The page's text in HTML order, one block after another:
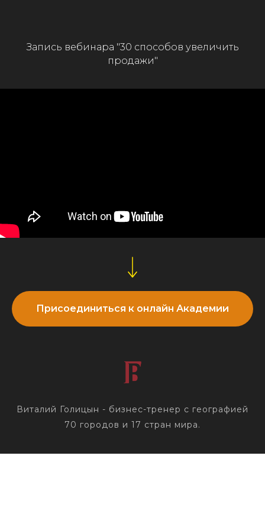
Запись вебинара "30 способов увеличить
продажи"
Присоединиться к онлайн Академии
Виталий Голицын - бизнес-тренер с географией
70 городов и 17 стран мира.